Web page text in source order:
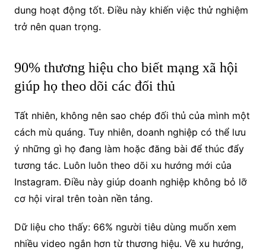
dung hoạt động tốt. Điều này khiến việc thử nghiệm
trở nên quan trọng.
90% thương hiệu cho biết mạng xã hội
giúp họ theo dõi các đối thủ
Tất nhiên, không nên sao chép đối thủ của mình một
cách mù quáng. Tuy nhiên, doanh nghiệp có thể lưu
ý những gì họ đang làm hoặc đăng bài để thúc đẩy
tương tác. Luôn luôn theo dõi xu hướng mới của
Instagram. Điều này giúp doanh nghiệp không bỏ lỡ
cơ hội viral trên toàn nền tảng.
Dữ liệu cho thấy: 66% người tiêu dùng muốn xem
nhiều video ngắn hơn từ thương hiệu. Về xu hướng,